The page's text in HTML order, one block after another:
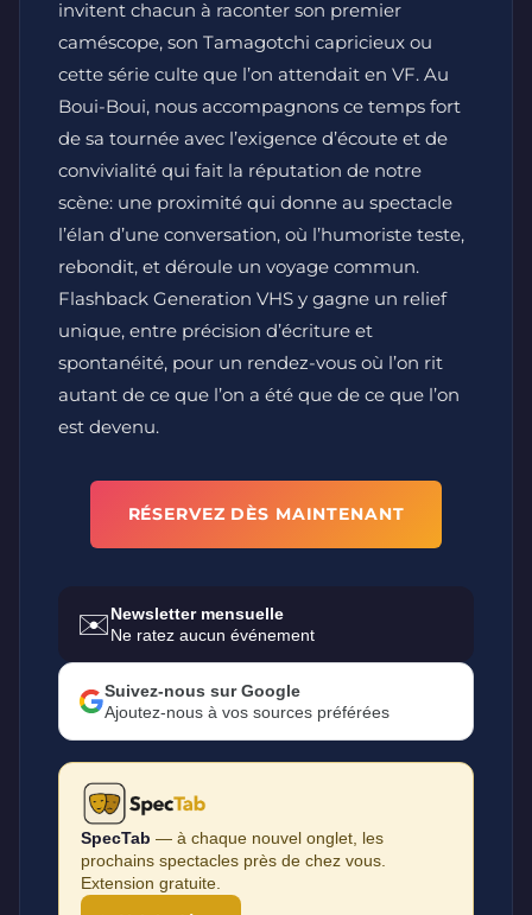
invitent chacun à raconter son premier
caméscope, son Tamagotchi capricieux ou
cette série culte que l’on attendait en VF. Au
Boui-Boui, nous accompagnons ce temps fort
de sa tournée avec l’exigence d’écoute et de
convivialité qui fait la réputation de notre
scène: une proximité qui donne au spectacle
l’élan d’une conversation, où l’humoriste teste,
rebondit, et déroule un voyage commun.
Flashback Generation VHS y gagne un relief
unique, entre précision d’écriture et
spontanéité, pour un rendez-vous où l’on rit
autant de ce que l’on a été que de ce que l’on
est devenu.
RÉSERVEZ DÈS MAINTENANT
✉️Newsletter mensuelle
Ne ratez aucun événement
Suivez-nous sur Google
Ajoutez-nous à vos sources préférées
SpecTab — à chaque nouvel onglet, les
prochains spectacles près de chez vous.
Extension gratuite.